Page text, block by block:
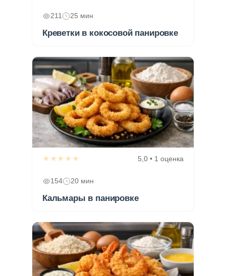
211 25 мин
Креветки в кокосовой панировке
★★★★★ 5,0 • 1 оценка
154 20 мин
Кальмары в панировке